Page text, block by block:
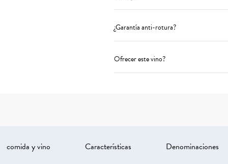
¿Garantía anti-rotura?
Ofrecer este vino?
comida y vino Características Denominaciones